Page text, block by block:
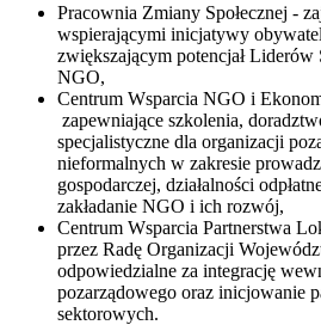
Pracownia Zmiany Społecznej -
wspierającymi inicjatywy
zwiększającym potencjał Liderów
NGO,
Centrum Wsparcia NGO i
zapewniające szkolenia,
specjalistyczne dla organizacji
nieformalnych w zakresie
gospodarczej, działalności
zakładanie NGO i ich rozwój,
Centrum Wsparcia Partnerstwa
przez Radę Organizacji
odpowiedzialne za integrację
pozarządowego oraz inicjowanie
sektorowych.